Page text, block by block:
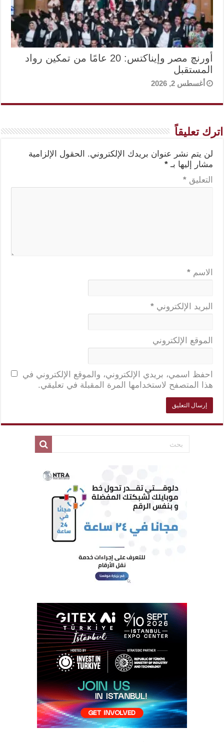
أورنچ مصر وإيناكتس: 20 عامًا من تمكين رواد
المستقبل
أغسطس 2, 2026
اترك تعليقاً
لن يتم نشر عنوان بريدك الإلكتروني.
الحقول الإلزامية
مشار إليها بـ *
التعليق *
الاسم *
البريد الإلكتروني *
الموقع الإلكتروني
احفظ اسمي، بريدي الإلكتروني، والموقع الإلكتروني في
هذا المتصفح لاستخدامها المرة المقبلة في تعليقي.